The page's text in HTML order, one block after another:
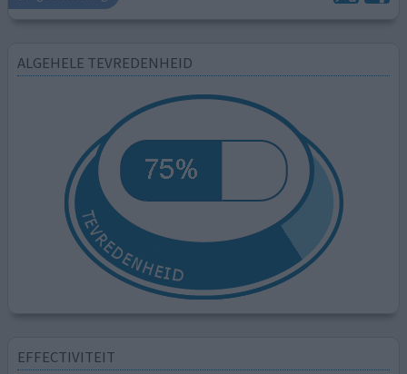
ALGEHELE TEVREDENHEID
EFFECTIVITEIT